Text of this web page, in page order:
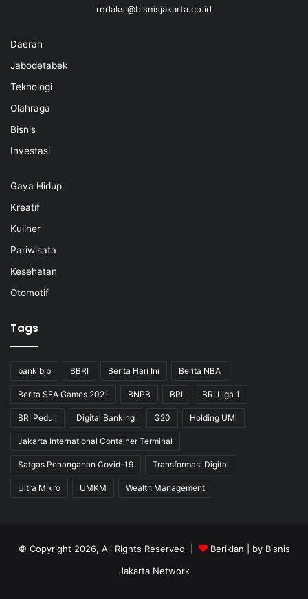
redaksi@bisnisjakarta.co.id
Daerah
Jabodetabek
Teknologi
Olahraga
Bisnis
Investasi
Gaya Hidup
Kreatif
Kuliner
Pariwisata
Kesehatan
Otomotif
Tags
bank bjb BBRI Berita Hari Ini Berita NBA
Berita SEA Games 2021 BNPB BRI BRI Liga 1
BRI Peduli Digital Banking G20 Holding UMi
Jakarta International Container Terminal
Satgas Penanganan Covid-19 Transformasi Digital
Ultra Mikro UMKM Wealth Management
© Copyright 2026, All Rights Reserved | Beriklan | by Bisnis
Jakarta Network